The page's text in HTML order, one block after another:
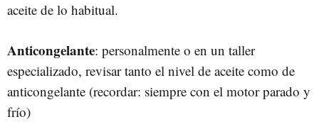
aceite de lo habitual.
Anticongelante: personalmente o en un taller
especializado, revisar tanto el nivel de aceite como de
anticongelante (recordar: siempre con el motor parado y
frío)